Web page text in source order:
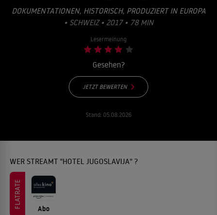
DOKUMENTATIONEN, HISTORISCH, PRODUZIERT IN EUROPA
• SCHWEIZ • 2017 • 78 MIN
Lesermeinung
Gesehen?
JETZT BEWERTEN
Stand: 05.08.2026
WER STREAMT "HOTEL JUGOSLAVIJA" ?
FLATRATE Abo